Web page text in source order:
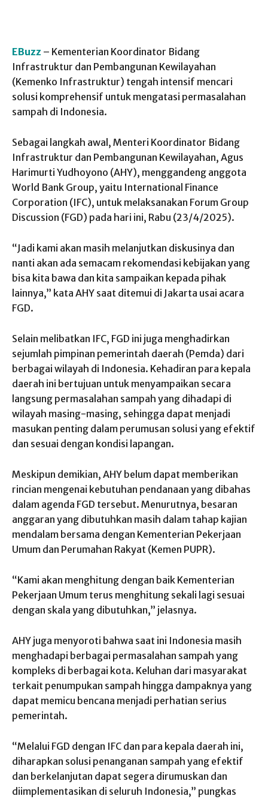
EBuzz – Kementerian Koordinator Bidang
Infrastruktur dan Pembangunan Kewilayahan
(Kemenko Infrastruktur) tengah intensif mencari
solusi komprehensif untuk mengatasi permasalahan
sampah di Indonesia.
Sebagai langkah awal, Menteri Koordinator Bidang
Infrastruktur dan Pembangunan Kewilayahan, Agus
Harimurti Yudhoyono (AHY), menggandeng anggota
World Bank Group, yaitu International Finance
Corporation (IFC), untuk melaksanakan Forum Group
Discussion (FGD) pada hari ini, Rabu (23/4/2025).
“Jadi kami akan masih melanjutkan diskusinya dan
nanti akan ada semacam rekomendasi kebijakan yang
bisa kita bawa dan kita sampaikan kepada pihak
lainnya,” kata AHY saat ditemui di Jakarta usai acara
FGD.
Selain melibatkan IFC, FGD ini juga menghadirkan
sejumlah pimpinan pemerintah daerah (Pemda) dari
berbagai wilayah di Indonesia. Kehadiran para kepala
daerah ini bertujuan untuk menyampaikan secara
langsung permasalahan sampah yang dihadapi di
wilayah masing-masing, sehingga dapat menjadi
masukan penting dalam perumusan solusi yang efektif
dan sesuai dengan kondisi lapangan.
Meskipun demikian, AHY belum dapat memberikan
rincian mengenai kebutuhan pendanaan yang dibahas
dalam agenda FGD tersebut. Menurutnya, besaran
anggaran yang dibutuhkan masih dalam tahap kajian
mendalam bersama dengan Kementerian Pekerjaan
Umum dan Perumahan Rakyat (Kemen PUPR).
“Kami akan menghitung dengan baik Kementerian
Pekerjaan Umum terus menghitung sekali lagi sesuai
dengan skala yang dibutuhkan,” jelasnya.
AHY juga menyoroti bahwa saat ini Indonesia masih
menghadapi berbagai permasalahan sampah yang
kompleks di berbagai kota. Keluhan dari masyarakat
terkait penumpukan sampah hingga dampaknya yang
dapat memicu bencana menjadi perhatian serius
pemerintah.
“Melalui FGD dengan IFC dan para kepala daerah ini,
diharapkan solusi penanganan sampah yang efektif
dan berkelanjutan dapat segera dirumuskan dan
diimplementasikan di seluruh Indonesia,” pungkas